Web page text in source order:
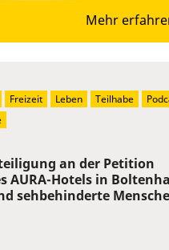
Mehr
an der Petition
AURA-Hotels in
sehbehinderte
Freizeit Leben Teilhabe